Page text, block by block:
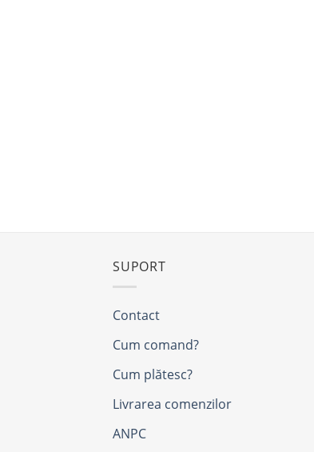
SUPORT
Contact
Cum comand?
Cum plătesc?
Livrarea comenzilor
ANPC